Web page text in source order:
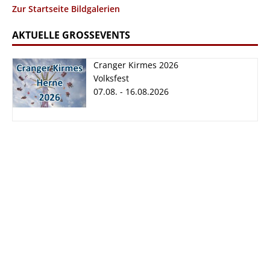
Zur Startseite Bildgalerien
AKTUELLE GROSSEVENTS
Cranger Kirmes 2026
Volksfest
07.08. - 16.08.2026